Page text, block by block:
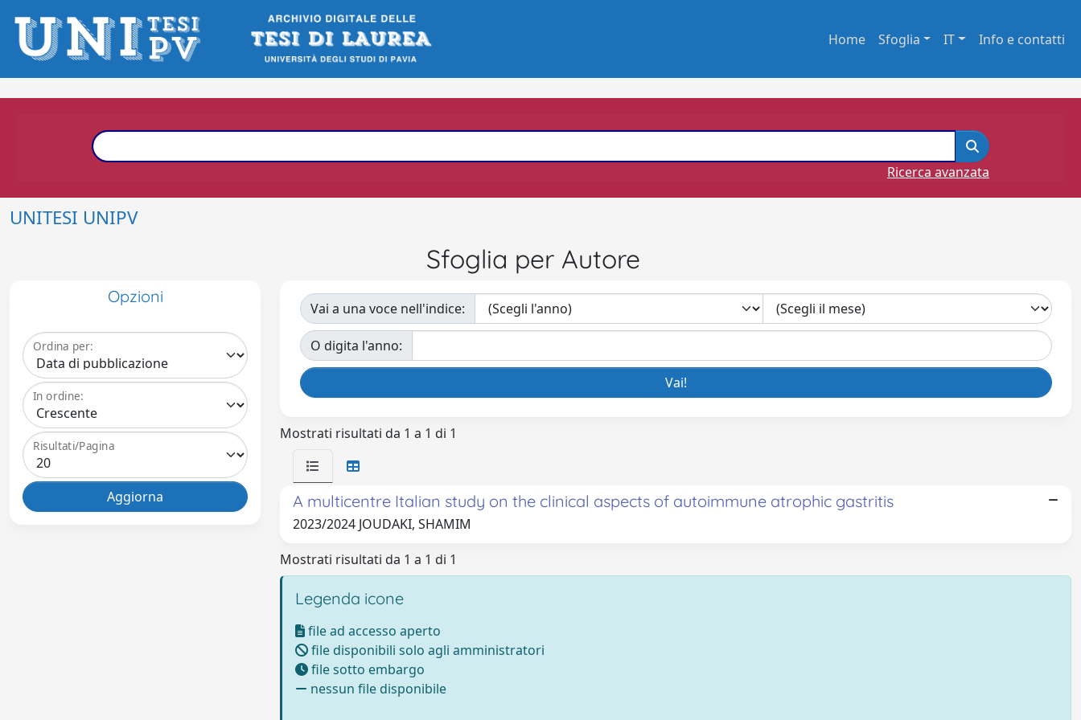
Home Sfoglia IT Info e contatti
Ricerca avanzata
UNITESI UNIPV
Sfoglia per Autore
Opzioni
Ordina per:
In ordine:
Risultati/Pagina
Vai a una voce nell'indice:
O digita l'anno:
Mostrati risultati da 1 a 1 di 1
A multicentre Italian study on the clinical aspects of autoimmune atrophic gastritis
2023/2024 JOUDAKI, SHAMIM
Mostrati risultati da 1 a 1 di 1
Legenda icone
file ad accesso aperto
file disponibili solo agli amministratori
file sotto embargo
nessun file disponibile